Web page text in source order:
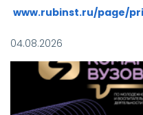
www.rubinst.ru/page/
непростой путь! Ваше
забронировано.
04.08.2026